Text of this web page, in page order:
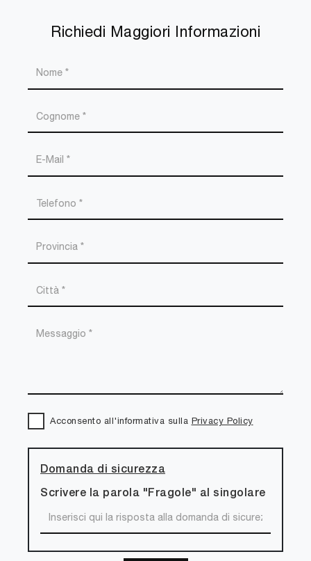
Richiedi Maggiori Informazioni
Acconsento all'informativa sulla Privacy Policy
Domanda di sicurezza
Scrivere la parola "Fragole" al singolare